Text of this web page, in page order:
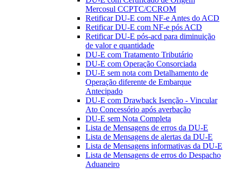
Mercosul CCPTC/CCROM
Retificar DU-E com NF-e Antes do ACD
Retificar DU-E com NF-e pós ACD
Retificar DU-E pós-acd para diminuição
de valor e quantidade
DU-E com Tratamento Tributário
DU-E com Operação Consorciada
DU-E sem nota com Detalhamento de
Operação diferente de Embarque
Antecipado
DU-E com Drawback Isenção - Vincular
Ato Concessório após averbação
DU-E sem Nota Completa
Lista de Mensagens de erros da DU-E
Lista de Mensagens de alertas da DU-E
Lista de Mensagens informativas da DU-E
Lista de Mensagens de erros do Despacho
Aduaneiro